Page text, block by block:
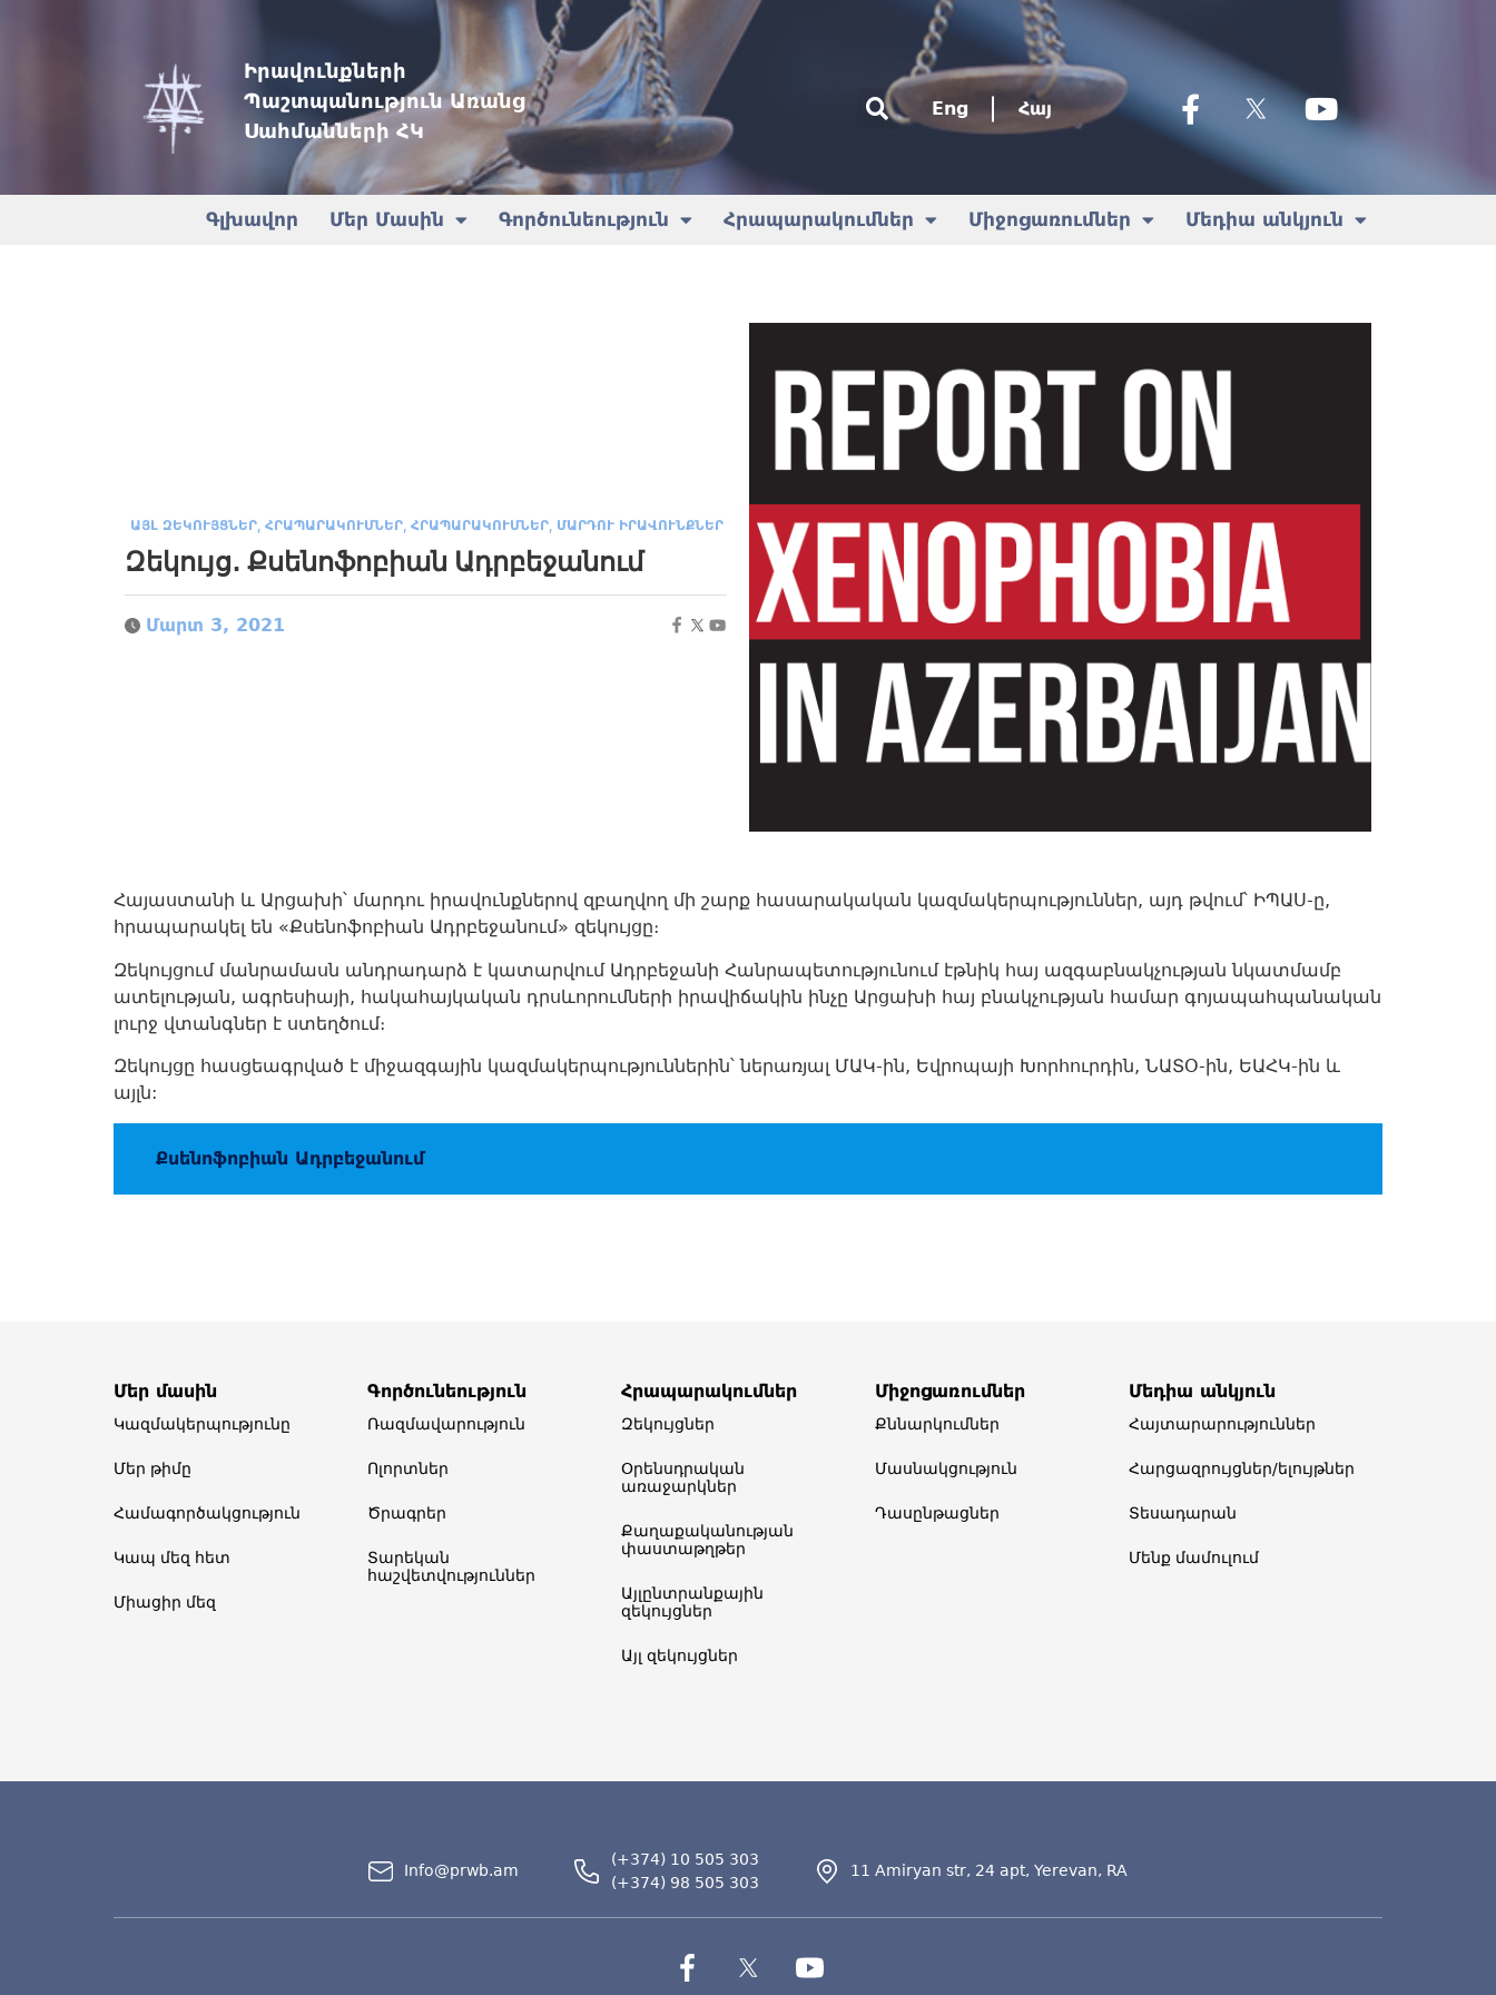
Իրավունքների
Պաշտպանություն Առանց
Սահմանների ՀԿ
Eng Հայ
Գլխավոր Մեր Մասին Գործունեություն Հրապարակումներ Միջոցառումներ Մեդիա անկյուն
ԱՅԼ ԶԵԿՈՒՅՑՆԵՐ ՀՐԱՊԱՐԱԿՈՒՄՆԵՐ ՀՐԱՊԱՐԱԿՈՒՄՆԵՐ ՄԱՐԴՈՒ ԻՐԱՎՈՒՆՔՆԵՐ
Զեկույց․ Քսենոֆոբիան Ադրբեջանում
Մարտ 3, 2021
Հայաստանի և Արցախի՝ մարդու իրավունքներով զբաղվող մի շարք հասարակական կազմակերպություններ, այդ թվում՝ ԻՊԱՍ-ը,
հրապարակել են «Քսենոֆոբիան Ադրբեջանում» զեկույցը։
Զեկույցում մանրամասն անդրադարձ է կատարվում Ադրբեջանի Հանրապետությունում էթնիկ հայ ազգաբնակչության նկատմամբ
ատելության, ագրեսիայի, հակահայկական դրսևորումների իրավիճակին ինչը Արցախի հայ բնակչության համար գոյապահպանական
լուրջ վտանգներ է ստեղծում։
Զեկույցը հասցեագրված է միջազգային կազմակերպություններին՝ ներառյալ ՄԱԿ-ին, Եվրոպայի Խորհուրդին, ՆԱՏՕ-ին, ԵԱՀԿ-ին և
այլն:
Քսենոֆոբիան Ադրբեջանում
Մեր մասին
Կազմակերպությունը
Մեր թիմը​
Համագործակցություն
Կապ մեզ հետ
Միացիր մեզ
Գործունեություն
Ռազմավարություն
Ոլորտներ​
Ծրագրեր
Տարեկան
հաշվետվություններ​
Հրապարակումներ
Զեկույցներ
Օրենսդրական
առաջարկներ
Քաղաքականության
փաստաթղթեր
Այլընտրանքային
զեկույցներ
Այլ զեկույցներ
Միջոցառումներ
Քննարկումներ
Մասնակցություն
Դասընթացներ
Մեդիա անկյուն
Հայտարարություններ
Հարցազրույցներ/ելույթներ
Տեսադարան
Մենք մամուլում
Info@prwb.am
(+374) 10 505 303
(+374) 98 505 303
11 Amiryan str, 24 apt, Yerevan, RA